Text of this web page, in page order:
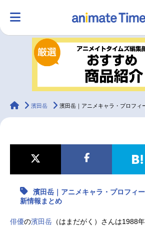
ランキング アニメ
ラジオ
最新記事一覧
アニメ記事一覧 声優
animateTimes
濱田岳 濱田岳｜アニメキャラ・プロフィール
濱田岳｜アニメキャラ・プロフィ
新情報まとめ
俳優の濱田岳 （はまだがく）さんは1988